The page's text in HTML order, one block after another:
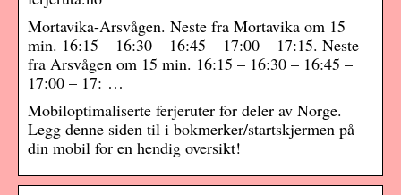
Mortavika-Arsvågen. Neste fra Mortavika om 15
min. 16:15 – 16:30 – 16:45 – 17:00 – 17:15. Neste
fra Arsvågen om 15 min. 16:15 – 16:30 – 16:45 –
17:00 – 17: …
Mobiloptimaliserte ferjeruter for deler av Norge.
Legg denne siden til i bokmerker/startskjermen på
din mobil for en hendig oversikt!